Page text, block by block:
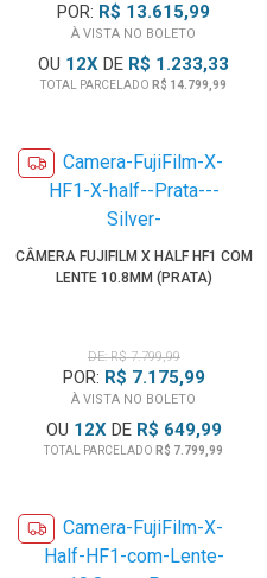
POR: R$ 13.615,99
À VISTA NO BOLETO
OU 12X DE R$ 1.233,33
TOTAL PARCELADO R$ 14.799,99
CÂMERA FUJIFILM X HALF HF1 COM
LENTE 10.8MM (PRATA)
DE: R$ 7.799,99
POR: R$ 7.175,99
À VISTA NO BOLETO
OU 12XDE R$ 649,99
TOTAL PARCELADO R$ 7.799,99